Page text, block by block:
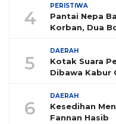
4
PERISTIWA
Pantai Nepa
Korban, Dua
5
DAERAH
Kotak Suara
Dibawa Kabur
6
DAERAH
Kesedihan
Fannan Hasib